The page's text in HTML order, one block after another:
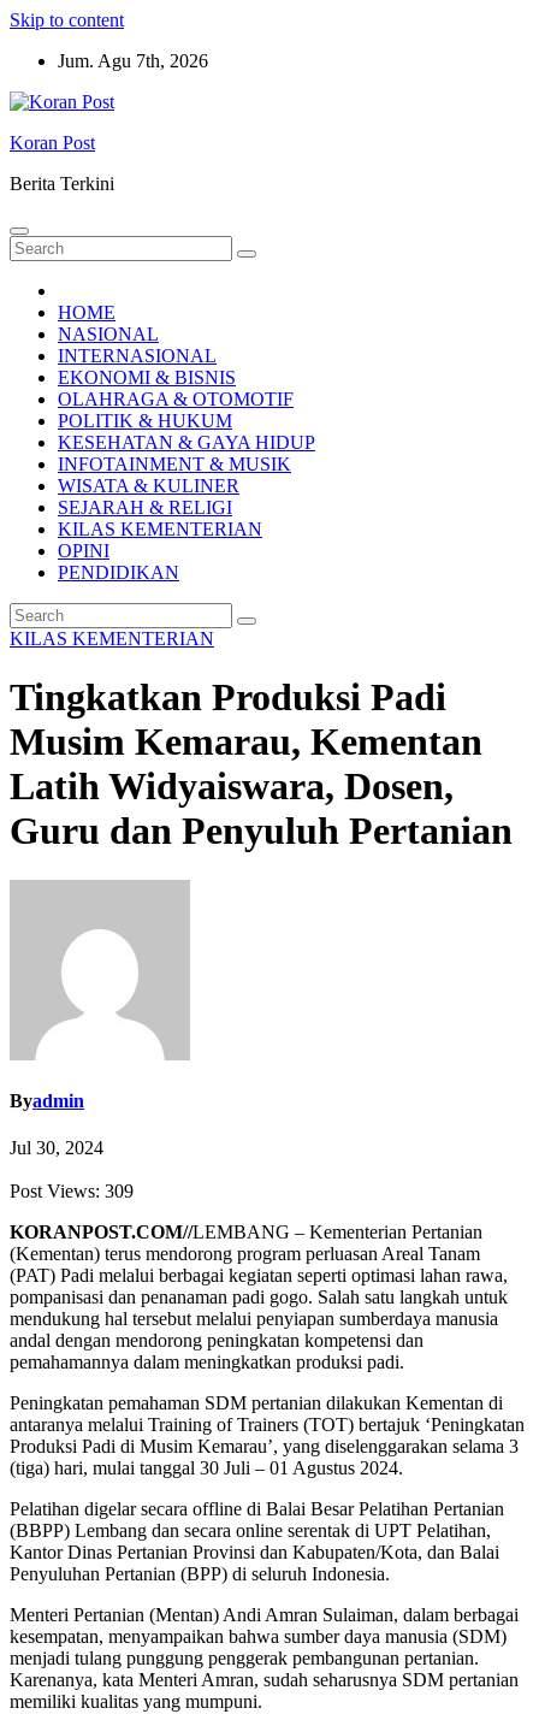
Skip to content
Jum. Agu 7th, 2026
Koran Post
Berita Terkini
HOME
NASIONAL
INTERNASIONAL
EKONOMI & BISNIS
OLAHRAGA & OTOMOTIF
POLITIK & HUKUM
KESEHATAN & GAYA HIDUP
INFOTAINMENT & MUSIK
WISATA & KULINER
SEJARAH & RELIGI
KILAS KEMENTERIAN
OPINI
PENDIDIKAN
KILAS KEMENTERIAN
Tingkatkan Produksi Padi
Musim Kemarau, Kementan
Latih Widyaiswara, Dosen,
Guru dan Penyuluh Pertanian
Byadmin
Jul 30, 2024
Post Views: 309
KORANPOST.COM//LEMBANG – Kementerian Pertanian
(Kementan) terus mendorong program perluasan Areal Tanam
(PAT) Padi melalui berbagai kegiatan seperti optimasi lahan rawa,
pompanisasi dan penanaman padi gogo. Salah satu langkah untuk
mendukung hal tersebut melalui penyiapan sumberdaya manusia
andal dengan mendorong peningkatan kompetensi dan
pemahamannya dalam meningkatkan produksi padi.
Peningkatan pemahaman SDM pertanian dilakukan Kementan di
antaranya melalui Training of Trainers (TOT) bertajuk ‘Peningkatan
Produksi Padi di Musim Kemarau’, yang diselenggarakan selama 3
(tiga) hari, mulai tanggal 30 Juli – 01 Agustus 2024.
Pelatihan digelar secara offline di Balai Besar Pelatihan Pertanian
(BBPP) Lembang dan secara online serentak di UPT Pelatihan,
Kantor Dinas Pertanian Provinsi dan Kabupaten/Kota, dan Balai
Penyuluhan Pertanian (BPP) di seluruh Indonesia.
Menteri Pertanian (Mentan) Andi Amran Sulaiman, dalam berbagai
kesempatan, menyampaikan bahwa sumber daya manusia (SDM)
menjadi tulang punggung penggerak pembangunan pertanian.
Karenanya, kata Menteri Amran, sudah seharusnya SDM pertanian
memiliki kualitas yang mumpuni.